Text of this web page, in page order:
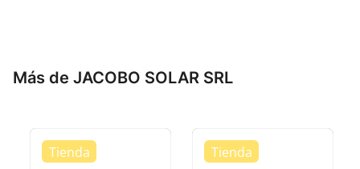
Más de JACOBO SOLAR SRL